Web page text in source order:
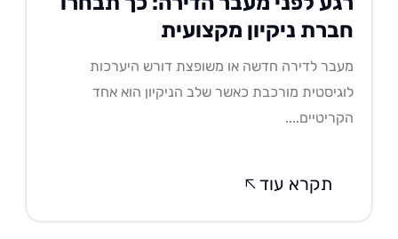
ניקיון מקצועית
לדירה חדשה או משופצת דורש היערכות
מורכבת כאשר שלב הניקיון הוא אחד
תקרא עוד